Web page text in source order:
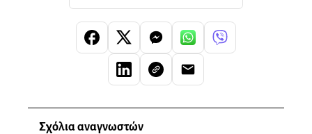
Σχόλια αναγνωστών